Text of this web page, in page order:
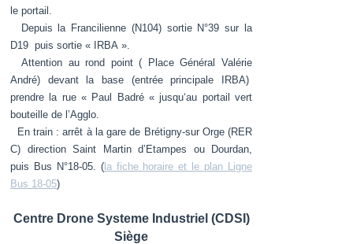
le portail.
Depuis la Francilienne (N104) sortie N°39 sur la
D19 puis sortie « IRBA ».
Attention au rond point ( Place Général Valérie
André) devant la base (entrée principale IRBA)
prendre la rue « Paul Badré « jusqu‘au portail vert
bouteille de l’Agglo.
En train : arrêt à la gare de Brétigny-sur Orge (RER
C) direction Saint Martin d’Etampes ou Dourdan,
puis Bus N°18-05. (la fiche horaire et le plan Ligne
Bus 18-05)
Centre Drone Systeme Industriel (CDSI)
Siège